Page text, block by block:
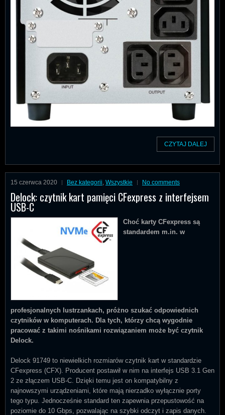
CZYTAJ DALEJ
15 czerwca 2020 Bez kategorii, Wszystkie No comments
Delock: czytnik kart pamięci CFexpress z interfejsem
USB-C
Choć karty CFexpress są
standardem m.in. w
profesjonalnych lustrzankach, próżno szukać odpowiednich
czytników w komputerach. Dla tych, którzy chcą wygodnie
pracować z takimi nośnikami rozwiązaniem może być czytnik
Delock.
Delock 91749 to niewielkich rozmiarów czytnik kart w standardzie
CFexpress (CFX). Producent postawił w nim na interfejs USB 3.1 Gen
2 ze złączem USB-C. Dzięki temu jest on kompatybilny z
najnowszymi urządzeniami, które mają nierzadko wyłącznie porty
tego typu. Jednocześnie standard ten zapewnia przepustowość na
poziomie do 10 Gbps, pozwalając na szybki odczyt i zapis danych.